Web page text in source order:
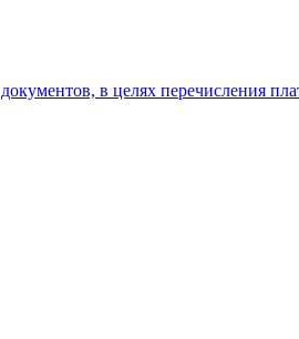
в целях перечисления